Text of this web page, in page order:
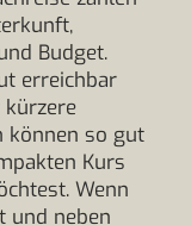
Budget.
erreichbar
können so gut
Kurs
Wenn
und neben